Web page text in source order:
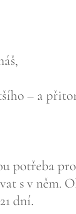
– a
potřeba
s v něm.
dní.